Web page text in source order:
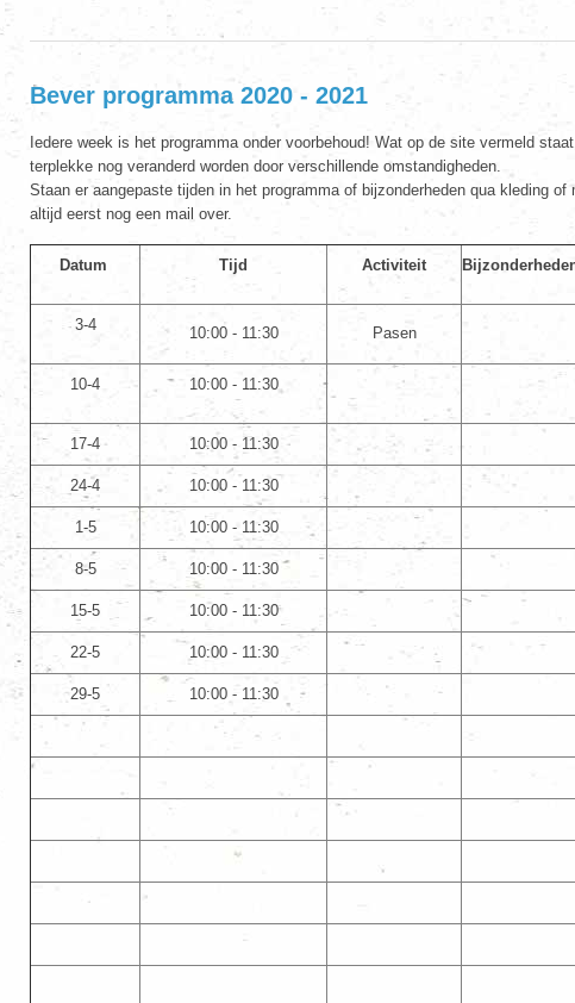
Bever programma 2020 - 2021
Iedere week is het programma onder voorbehoud! Wat op de site vermeld
terplekke nog veranderd worden door verschillende omstandigheden.
Staan er aangepaste tijden in het programma of bijzonderheden qua kleding of
altijd eerst nog een mail over.
Datum Tijd Activiteit
3-4 10:00 - 11:30 Pasen
10-4 10:00 - 11:30
17-4 10:00 - 11:30
24-4 10:00 - 11:30
1-5 10:00 - 11:30
8-5 10:00 - 11:30
15-5 10:00 - 11:30
22-5 10:00 - 11:30
29-5 10:00 - 11:30